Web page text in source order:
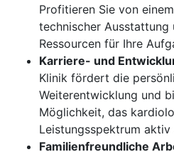
Profitieren Sie von
technischer Ausstattung
Ressourcen für Ihre
Karriere- und
Klinik fördert die
Weiterentwicklung und
Möglichkeit, das
Leistungsspektrum aktiv
Familienfreundliche